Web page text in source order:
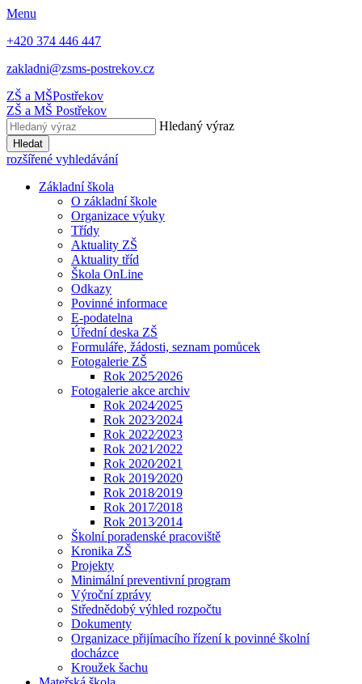
Menu
+420 374 446 447
zakladni@zsms-postrekov.cz
ZŠ a MŠPostřekov
ZŠ a MŠ Postřekov
Hledaný výraz
Hledat
rozšířené vyhledávání
Základní škola
O základní škole
Organizace výuky
Třídy
Aktuality ZŠ
Aktuality tříd
Škola OnLine
Odkazy
Povinné informace
E-podatelna
Úřední deska ZŠ
Formuláře, žádosti, seznam pomůcek
Fotogalerie ZŠ
Rok 2025⁄2026
Fotogalerie akce archiv
Rok 2024⁄2025
Rok 2023⁄2024
Rok 2022⁄2023
Rok 2021⁄2022
Rok 2020⁄2021
Rok 2019⁄2020
Rok 2018⁄2019
Rok 2017⁄2018
Rok 2013⁄2014
Školní poradenské pracoviště
Kronika ZŠ
Projekty
Minimální preventivní program
Výroční zprávy
Střednědobý výhled rozpočtu
Dokumenty
Organizace přijímacího řízení k povinné školní
docházce
Kroužek šachu